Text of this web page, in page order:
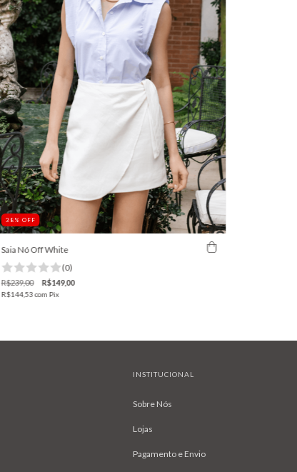
38 % OFF
Saia Nó Off White
(0)
R$239,00 R$149,00
R$144,53com Pix
INSTITUCIONAL
Sobre Nós
Lojas
Pagamento e Envio